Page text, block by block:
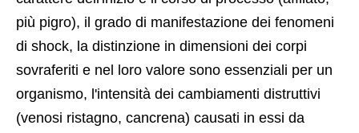
più pigro), il grado di manifestazione dei fenomeni
di shock, la distinzione in dimensioni dei corpi
sovraferiti e nel loro valore sono essenziali per un
organismo, l'intensità dei cambiamenti distruttivi
(venosi ristagno, cancrena) causati in essi da